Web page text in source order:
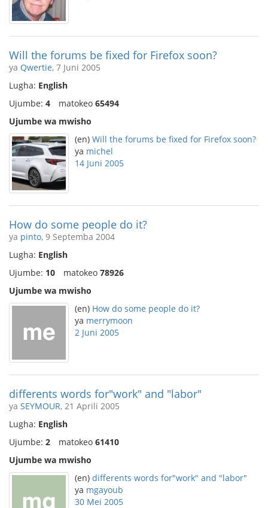
Will the forums be fixed for Firefox soon?
ya Qwertie, 7 Juni 2005
Lugha: English
Ujumbe: 4 matokeo 65494
Ujumbe wa mwisho
(en) Will the forums be fixed for Firefox soon?
ya michel
14 Juni 2005
How do some people do it?
ya pinto, 9 Septemba 2004
Lugha: English
Ujumbe: 10 matokeo 78926
Ujumbe wa mwisho
(en) How do some people do it?
ya merrymoon
2 Juni 2005
differents words for"work" and "labor"
ya SEYMOUR, 21 Aprili 2005
Lugha: English
Ujumbe: 2 matokeo 61410
Ujumbe wa mwisho
(en) differents words for"work" and "labor"
ya mgayoub
30 Mei 2005